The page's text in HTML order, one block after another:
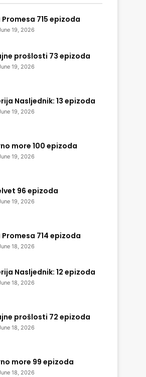
Promesa 715 epizoda
19, 2026
prošlosti 73 epizoda
19, 2026
Nasljednik: 13 epizoda
19, 2026
more 100 epizoda
19, 2026
96 epizoda
19, 2026
Promesa 714 epizoda
18, 2026
Nasljednik: 12 epizoda
18, 2026
prošlosti 72 epizoda
18, 2026
more 99 epizoda
18, 2026